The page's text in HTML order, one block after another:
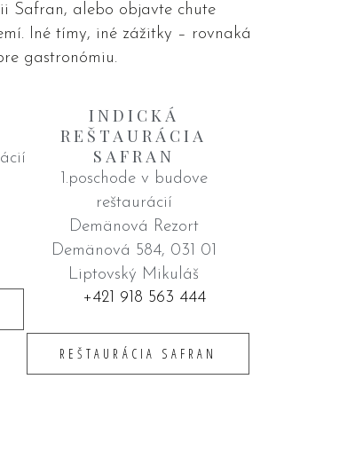
Safran, alebo objavte chute
Iné tímy, iné zážitky – rovnaká
gastronómiu.
INDICKÁ
REŠTAURÁCIA
SAFRAN
1.poschode v budove
reštaurácií
Demänová Rezort
Demänová 584, 031 01
Liptovský Mikuláš
+421 918 563 444
REŠTAURÁCIA SAFRAN